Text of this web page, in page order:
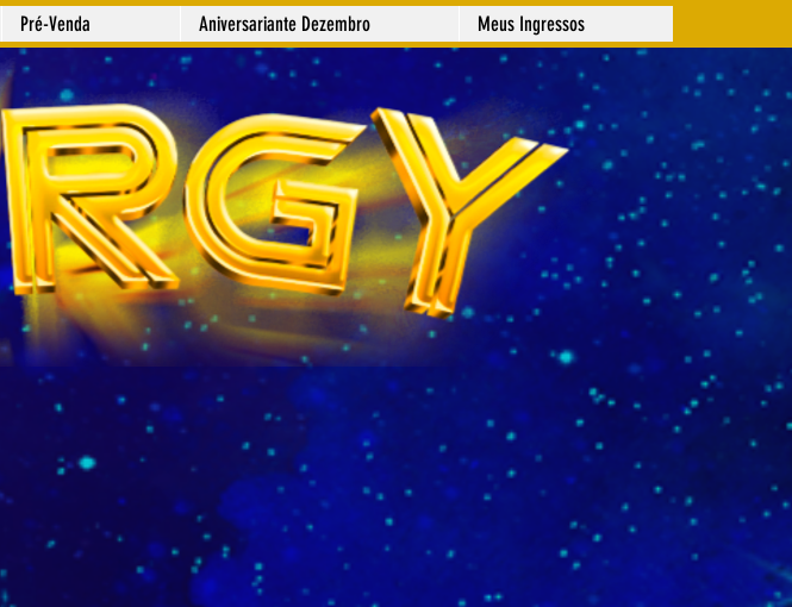
Pré-Venda Aniversariante Dezembro Meus Ingressos